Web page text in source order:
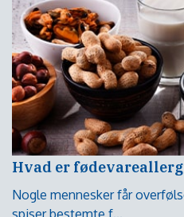
Hvad er
Nogle mennesker får